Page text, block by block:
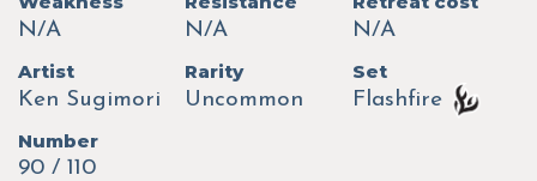
N/A
N/A
N/A
Artist
Ken Sugimori
Rarity
Uncommon
Set
Flashfire
Number
90 / 110